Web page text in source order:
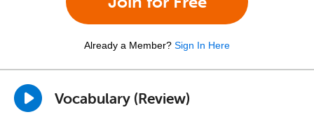
Already a Member? Sign In Here
Vocabulary (Review)